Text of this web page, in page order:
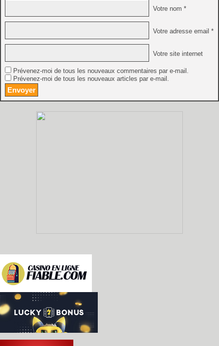
Votre nom *
Votre adresse email *
Votre site internet
Prévenez-moi de tous les nouveaux commentaires par e-mail.
Prévenez-moi de tous les nouveaux articles par e-mail.